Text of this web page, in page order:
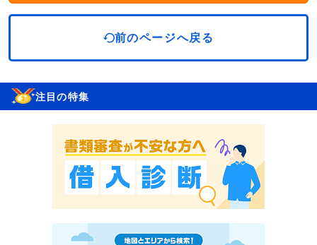
前のページへ戻る
注目の特集